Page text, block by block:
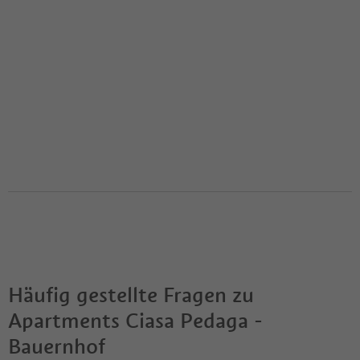
Häufig gestellte Fragen zu
Apartments Ciasa Pedaga -
Bauernhof